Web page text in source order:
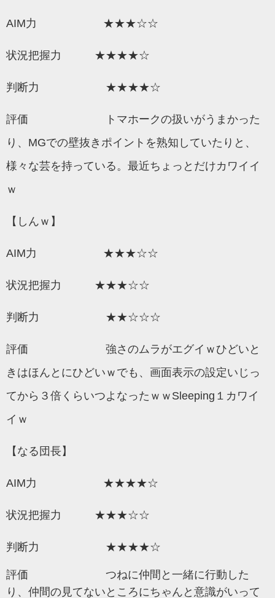
AIM力 ★★★☆☆
状況把握力 ★★★★☆
判断力 ★★★★☆
評価 トマホークの扱いがうまかった
り、MGでの壁抜きポイントを熟知していたりと、
様々な芸を持っている。最近ちょっとだけカワイイ
ｗ
【しんｗ】
AIM力 ★★★☆☆
状況把握力 ★★★☆☆
判断力 ★★☆☆☆
評価 強さのムラがエグイｗひどいと
きはほんとにひどいｗでも、画面表示の設定いじっ
てから３倍くらいつよなったｗｗSleeping１カワイ
イｗ
【なる団長】
AIM力 ★★★★☆
状況把握力 ★★★☆☆
判断力 ★★★★☆
評価 つねに仲間と一緒に行動した
り、仲間の見てないところにちゃんと意識がいって